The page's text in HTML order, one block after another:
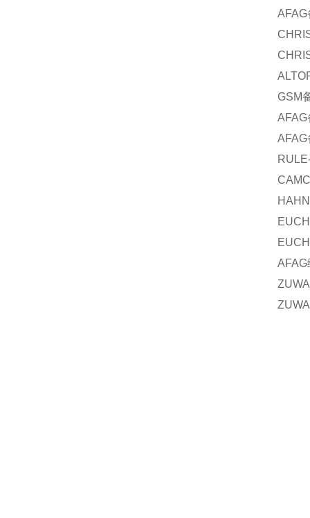
AFAG
GSM
AFAG
AFAG
AFAG
ZUWA
ZUWA